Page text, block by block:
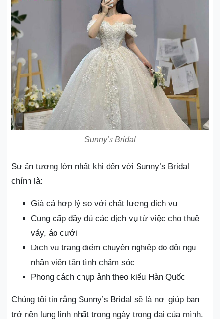
Sunny’s Bridal
Sự ấn tượng lớn nhất khi đến với Sunny’s Bridal
chính là:
Giá cả hợp lý so với chất lượng dịch vụ
Cung cấp đầy đủ các dịch vụ từ việc cho thuê
váy, áo cưới
Dịch vụ trang điểm chuyên nghiệp do đội ngũ
nhân viên tận tình chăm sóc
Phong cách chụp ảnh theo kiểu Hàn Quốc
Chúng tôi tin rằng Sunny’s Bridal sẽ là nơi giúp bạn
trở nên lung linh nhất trong ngày trọng đại của mình.